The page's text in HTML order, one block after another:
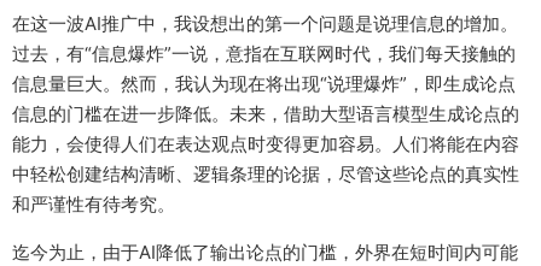
在这一波AI推广中，我设想出的第一个问题是说理信息的增加。
过去，有“信息爆炸”一说，意指在互联网时代，我们每天接触的
信息量巨大。然而，我认为现在将出现“说理爆炸”，即生成论点
信息的门槛在进一步降低。未来，借助大型语言模型生成论点的
能力，会使得人们在表达观点时变得更加容易。人们将能在内容
中轻松创建结构清晰、逻辑条理的论据，尽管这些论点的真实性
和严谨性有待考究。
迄今为止，由于AI降低了输出论点的门槛，外界在短时间内可能